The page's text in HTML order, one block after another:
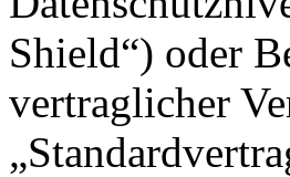
Shield“) oder
vertraglicher